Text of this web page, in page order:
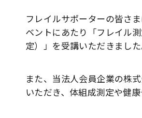
フレイルサポーターの皆さ
ベントにあたり「フレイル
定）」を受講いただきました
また、当法人会員企業の株
いただき、体組成測定や健